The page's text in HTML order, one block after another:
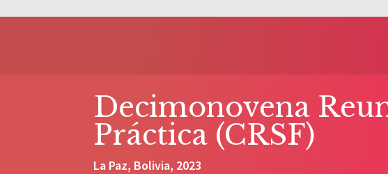
Decimonovena
Práctica (CRSF)
La Paz, Bolivia, 2023